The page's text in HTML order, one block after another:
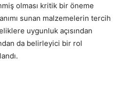
olması kritik bir öneme
sunan malzemelerin tercih
uygunluk açısından
da belirleyici bir rol